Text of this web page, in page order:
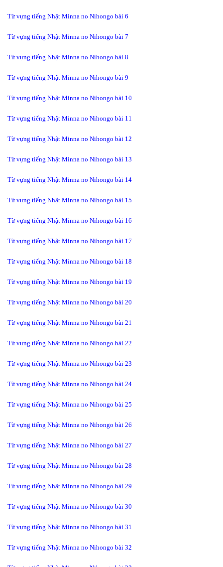
Từ vựng tiếng Nhật Minna no Nihongo bài 6
Từ vựng tiếng Nhật Minna no Nihongo bài 7
Từ vựng tiếng Nhật Minna no Nihongo bài 8
Từ vựng tiếng Nhật Minna no Nihongo bài 9
Từ vựng tiếng Nhật Minna no Nihongo bài 10
Từ vựng tiếng Nhật Minna no Nihongo bài 11
Từ vựng tiếng Nhật Minna no Nihongo bài 12
Từ vựng tiếng Nhật Minna no Nihongo bài 13
Từ vựng tiếng Nhật Minna no Nihongo bài 14
Từ vựng tiếng Nhật Minna no Nihongo bài 15
Từ vựng tiếng Nhật Minna no Nihongo bài 16
Từ vựng tiếng Nhật Minna no Nihongo bài 17
Từ vựng tiếng Nhật Minna no Nihongo bài 18
Từ vựng tiếng Nhật Minna no Nihongo bài 19
Từ vựng tiếng Nhật Minna no Nihongo bài 20
Từ vựng tiếng Nhật Minna no Nihongo bài 21
Từ vựng tiếng Nhật Minna no Nihongo bài 22
Từ vựng tiếng Nhật Minna no Nihongo bài 23
Từ vựng tiếng Nhật Minna no Nihongo bài 24
Từ vựng tiếng Nhật Minna no Nihongo bài 25
Từ vựng tiếng Nhật Minna no Nihongo bài 26
Từ vựng tiếng Nhật Minna no Nihongo bài 27
Từ vựng tiếng Nhật Minna no Nihongo bài 28
Từ vựng tiếng Nhật Minna no Nihongo bài 29
Từ vựng tiếng Nhật Minna no Nihongo bài 30
Từ vựng tiếng Nhật Minna no Nihongo bài 31
Từ vựng tiếng Nhật Minna no Nihongo bài 32